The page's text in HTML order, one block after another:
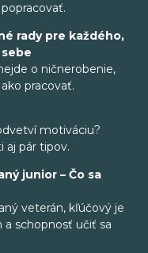
rady pre každého,
o ničnerobenie,
pracovať.
motiváciu?
aj pár tipov.
junior – Čo sa
veterán, kľúčový je
schopnosť učiť sa